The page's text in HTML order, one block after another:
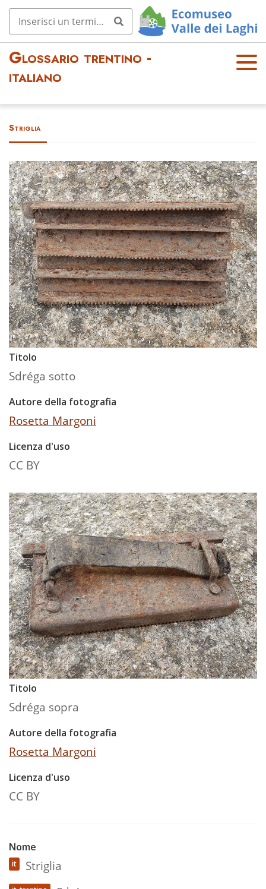
Glossario trentino -
italiano
OPE
Striglia
Titolo
Sdréga sotto
Autore della fotografia
Rosetta Margoni
Licenza d'uso
CC BY
Titolo
Sdréga sopra
Autore della fotografia
Rosetta Margoni
Licenza d'uso
CC BY
Nome
it Striglia